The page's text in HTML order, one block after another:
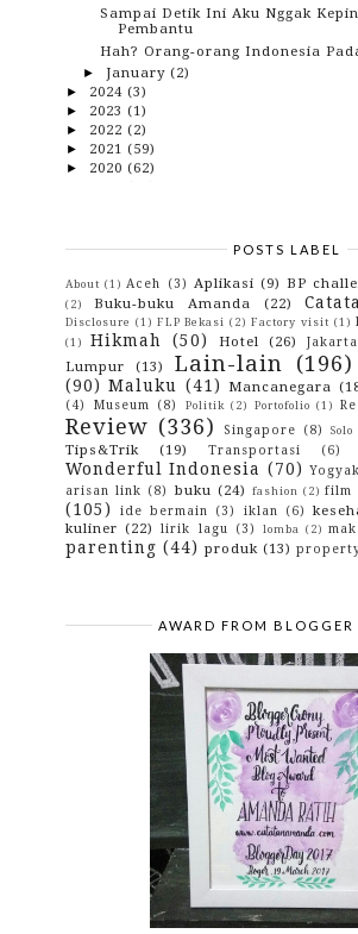
Sampai Detik Ini Aku Nggak
Pembantu
Hah? Orang-orang Indonesia
► January (2)
► 2024 (3)
► 2023 (1)
► 2022 (2)
► 2021 (59)
► 2020 (62)
(82)
►2014 (4)
► 2013(3)
►2012(29)
► 2010(42)
POSTS LABEL
About (1) Aceh (3) Aplikasi (9) BP
(2)
Buku-buku Amanda (22)
Disclosure (1) FLP Bekasi (2) Factory visit (1)
(1)
Hikmah (50) Hotel (26) Jakarta
Lumpur
(13) Lain-lain (196)
(90) Maluku (41) Mancanegara
(4)
Museum (8) Politik (2) Portofolio (1)
Review (336) Singapore (8) Solo
Tips&Trik (19) Transportasi (6)
Wonderful Indonesia (70)
arisan link (8) buku (24) fashion (2) film
(105)
ide bermain (3) iklan (6)
kuliner (22) lirik lagu (3) lomba (2)
parenting (44) produk (13)
AWARD FROM BLOGGER